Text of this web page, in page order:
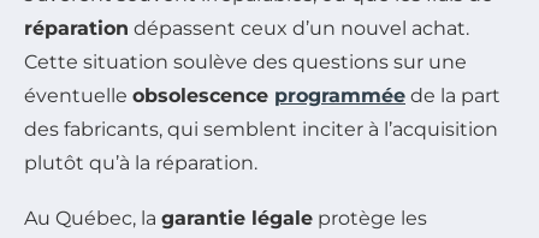
réparation dépassent ceux d’un nouvel achat.
Cette situation soulève des questions sur une
éventuelle obsolescence programmée de la part
des fabricants, qui semblent inciter à l’acquisition
plutôt qu’à la réparation.
Au Québec, la garantie légale protège les